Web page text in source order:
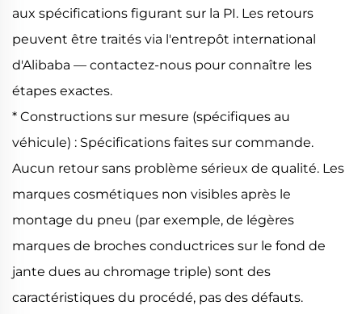
aux spécifications figurant sur la PI. Les retours
peuvent être traités via l'entrepôt international
d'Alibaba — contactez-nous pour connaître les
étapes exactes.
* Constructions sur mesure (spécifiques au
véhicule) : Spécifications faites sur commande.
Aucun retour sans problème sérieux de qualité. Les
marques cosmétiques non visibles après le
montage du pneu (par exemple, de légères
marques de broches conductrices sur le fond de
jante dues au chromage triple) sont des
caractéristiques du procédé, pas des défauts.